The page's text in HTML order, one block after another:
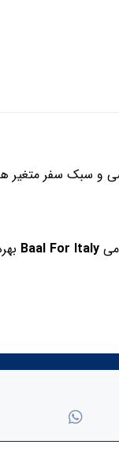
سبک سفر متغیر
Baal For Italy